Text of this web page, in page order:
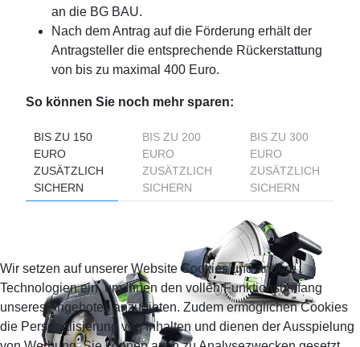
an die BG BAU.
Nach dem Antrag auf die Förderung erhält der
Antragsteller die entsprechende Rückerstattung
von bis zu maximal 400 Euro.
So können Sie noch mehr sparen:
BIS ZU 150
EURO
ZUSÄTZLICH
SICHERN
BIS ZU 200
EURO
ZUSÄTZLICH
SICHERN
BIS ZU 300
EURO
ZUSÄTZLICH
SICHERN
Wir setzen auf unserer Website Cookies und andere
Technologien ein, um Ihnen den vollen Funktionsumfang
unseres Angebotes anzubieten. Zudem ermöglichen Cookies
die Personalisierung von Inhalten und dienen der Ausspielung